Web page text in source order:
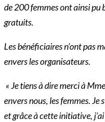
de 200 femmes ont ainsi pu
gratuits.
Les bénéficiaires n’ont pas
envers les organisateurs.
« Je tiens à dire merci à
envers nous, les femmes.
et grâce à cette initiative,